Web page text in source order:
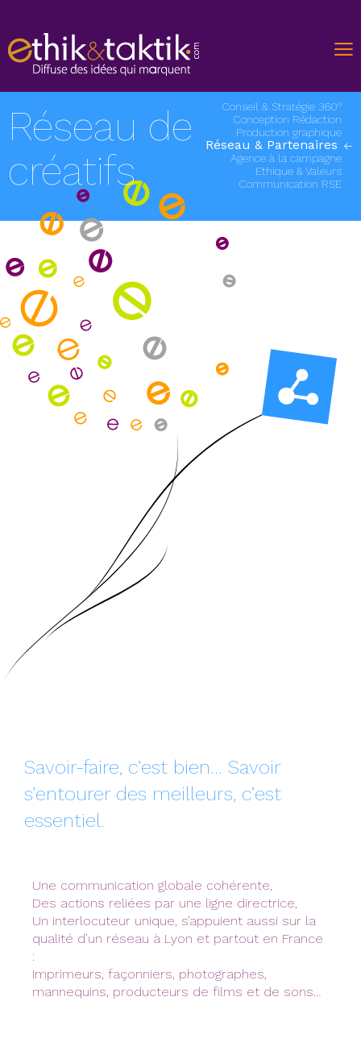
Réseau de
créatifs
Conseil & Stratégie 360°
Conception Rédaction
Production graphique
Réseau & Partenaires
Agence à la campagne
Ethique & Valeurs
Communication RSE
Savoir-faire, c’est bien… Savoir
s’entourer des meilleurs, c’est
essentiel.
Une communication globale cohérente,
Des actions reliées par une ligne directrice,
Un interlocuteur unique, s’appuient aussi sur la
qualité d’un réseau à Lyon et partout en France
:
Imprimeurs, façonniers, photographes,
mannequins, producteurs de films et de sons…